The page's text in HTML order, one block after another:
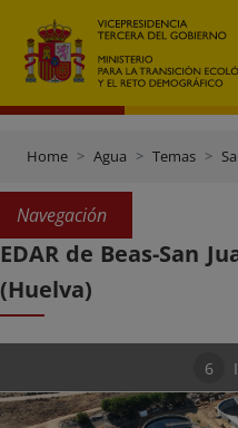
Home Agua Temas
Navegación
EDAR de Beas-San
(Huelva)
6